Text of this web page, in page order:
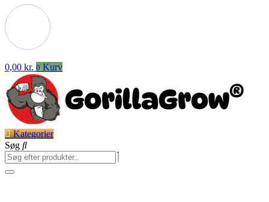
0,00 kr. 0 Kurv
Kategorier
Søg